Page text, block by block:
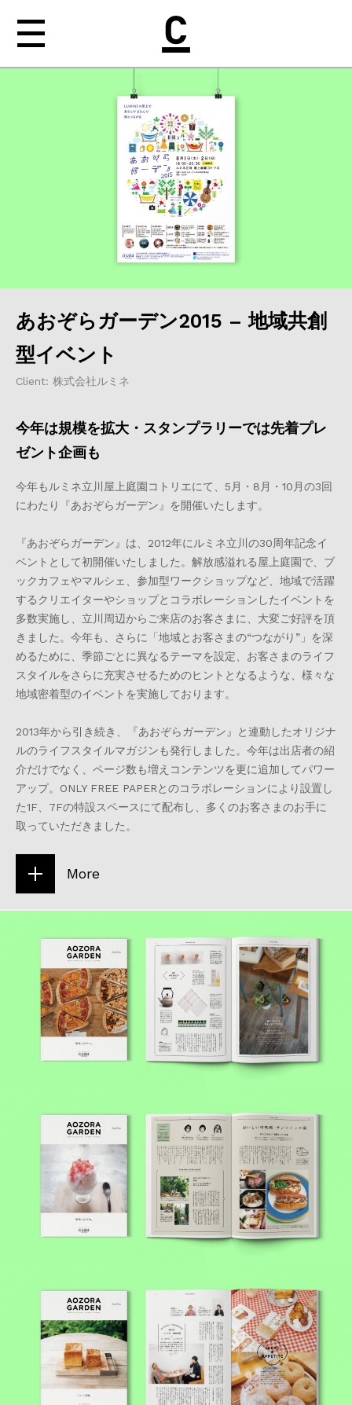
NEWS
ABOUT
WORKS
MEDIA
nishiogi［b］
CONTACT
あおぞらガーデン2015 – 地域共創
型イベント
Client: 株式会社ルミネ
今年は規模を拡大・スタンプラリーでは先着プレ
ゼント企画も
今年もルミネ立川屋上庭園コトリエにて、5月・8月・10月の3回
にわたり『あおぞらガーデン』を開催いたします。
『あおぞらガーデン』は、2012年にルミネ立川の30周年記念イ
ベントとして初開催いたしました。解放感溢れる屋上庭園で、ブ
ックカフェやマルシェ、参加型ワークショップなど、地域で活躍
するクリエイターやショップとコラボレーションしたイベントを
多数実施し、立川周辺からご来店のお客さまに、大変ご好評を頂
きました。今年も、さらに「地域とお客さまの“つながり”」を深
めるために、季節ごとに異なるテーマを設定、お客さまのライフ
スタイルをさらに充実させるためのヒントとなるような、様々な
地域密着型のイベントを実施しております。
2013年から引き続き、『あおぞらガーデン』と連動したオリジナ
ルのライフスタイルマガジンも発行しました。今年は出店者の紹
介だけでなく、ページ数も増えコンテンツを更に追加してパワー
アップ。ONLY FREE PAPERとのコラボレーションにより設置し
た1F、7Fの特設スペースにて配布し、多くのお客さまのお手に
取っていただきました。